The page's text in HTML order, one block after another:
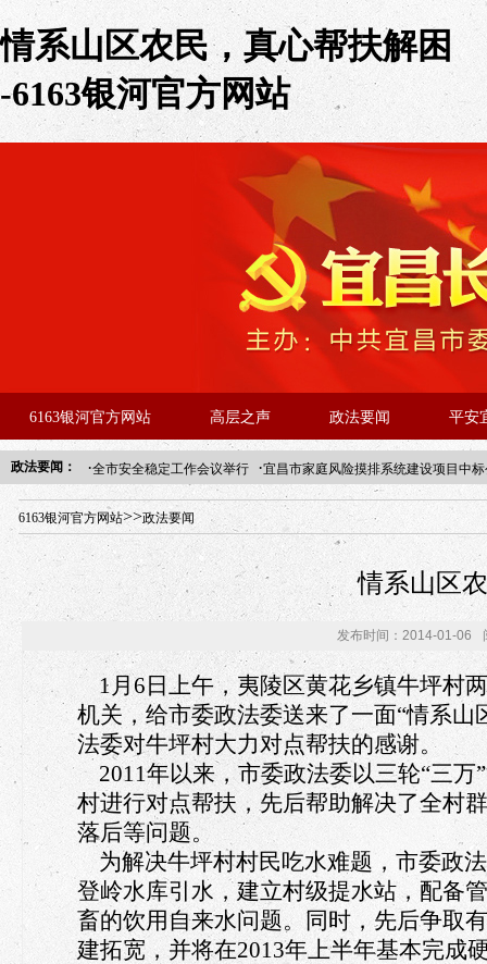
情系山区农民，真心帮扶解困
-6163银河官方网站
6163银河官方网站 高层之声 政法要闻 平安
政法要闻： ·全市安全稳定工作会议举行 ·宜昌市家庭风险摸排系统建设项目中
年“招才兴业”事业单位人才引进·北京站人民大学入校工作提醒
6163银河官方网站>>政法要闻
情系山区
发布时间：2014-01-06
1月6日上午，夷陵区黄花乡镇牛坪村
机关，给市委政法委送来了一面“情系
法委对牛坪村大力对点帮扶的感谢。
2011年以来，市委政法委以三轮“三万
村进行对点帮扶，先后帮助解决了全村
落后等问题。
为解决牛坪村村民吃水难题，市委政
登岭水库引水，建立村级提水站，配备
畜的饮用自来水问题。同时，先后争取
建拓宽，并将在2013年上半年基本完成